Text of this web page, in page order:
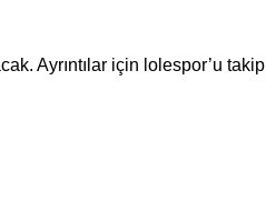
Ayrıntılar için lolespor’u takip